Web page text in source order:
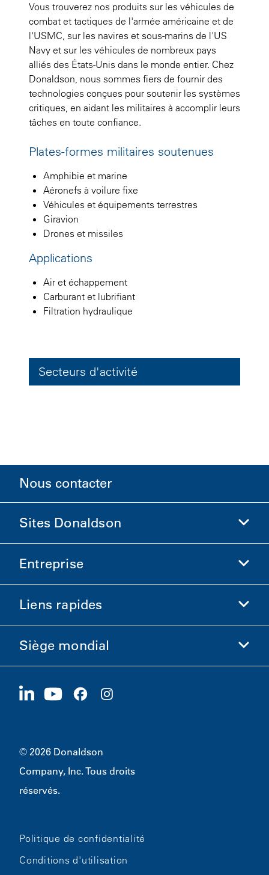
Vous trouverez nos produits sur les véhicules de
combat et tactiques de l'armée américaine et de
l'USMC, sur les navires et sous-marins de l'US
Navy et sur les véhicules de nombreux pays
alliés des États-Unis dans le monde entier. Chez
Donaldson, nous sommes fiers de fournir des
technologies conçues pour soutenir les systèmes
critiques, en aidant les militaires à accomplir leurs
tâches en toute confiance.
Plates-formes militaires soutenues
Amphibie et marine
Aéronefs à voilure fixe
Véhicules et équipements terrestres
Giravion
Drones et missiles
Applications
Air et échappement
Carburant et lubrifiant
Filtration hydraulique
Secteurs d'activité
Nous contacter
Sites Donaldson
Donaldson Sciences de la vie
Entreprise
Informations sur l'entreprise
Carrières
Liens rapides
Investisseurs
Développement durable
Siège mondial
1400 W 94th Street
© 2026 Donaldson
Company, Inc. Tous droits
réservés.
Politique de confidentialité
Conditions d'utilisation